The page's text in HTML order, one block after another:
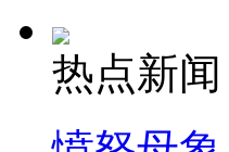
热点新闻